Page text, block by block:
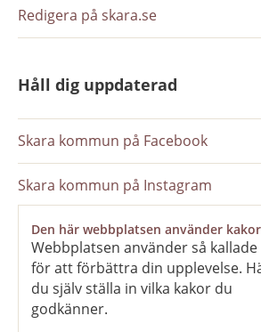
Den här webbplatsen använder kakor
Webbplatsen använder så
för att förbättra din upplevelse.
du själv ställa in vilka kakor du
godkänner.
Redigera på skara.se
Håll dig uppdaterad
Skara kommun på Facebook
Skara kommun på Instagram
Nyhetsbrev
Pressrum